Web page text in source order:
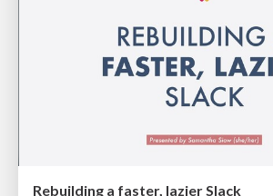
Rebuilding a faster, lazier Slack